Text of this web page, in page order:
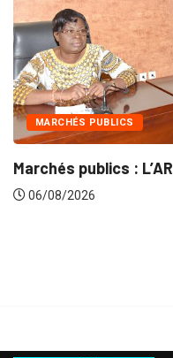
MARCHÉS PUBLICS
Marchés publics :
06/08/2026